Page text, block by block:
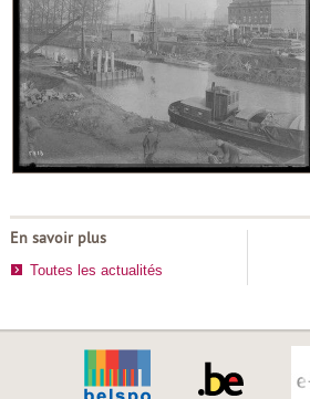
En savoir plus
Toutes les actualités